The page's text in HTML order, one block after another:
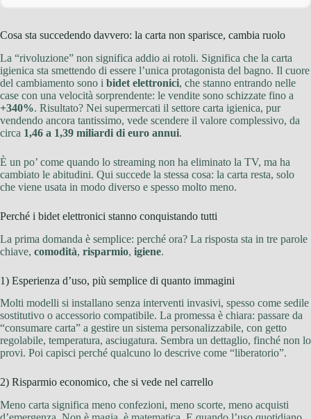
Cosa sta succedendo davvero: la carta non sparisce, cambia ruolo
La “rivoluzione” non significa addio ai rotoli. Significa che la carta
igienica sta smettendo di essere l’unica protagonista del bagno. Il cuore
del cambiamento sono i bidet elettronici, che stanno entrando nelle
case con una velocità sorprendente: le vendite sono schizzate fino a
+340%. Risultato? Nei supermercati il settore carta igienica, pur
vendendo ancora tantissimo, vede scendere il valore complessivo, da
circa 1,46 a 1,39 miliardi di euro annui.
È un po’ come quando lo streaming non ha eliminato la TV, ma ha
cambiato le abitudini. Qui succede la stessa cosa: la carta resta, solo
che viene usata in modo diverso e spesso molto meno.
Perché i bidet elettronici stanno conquistando tutti
La prima domanda è semplice: perché ora? La risposta sta in tre parole
chiave, comodità, risparmio, igiene.
1) Esperienza d’uso, più semplice di quanto immagini
Molti modelli si installano senza interventi invasivi, spesso come sedile
sostitutivo o accessorio compatibile. La promessa è chiara: passare da
“consumare carta” a gestire un sistema personalizzabile, con getto
regolabile, temperatura, asciugatura. Sembra un dettaglio, finché non lo
provi. Poi capisci perché qualcuno lo descrive come “liberatorio”.
2) Risparmio economico, che si vede nel carrello
Meno carta significa meno confezioni, meno scorte, meno acquisti